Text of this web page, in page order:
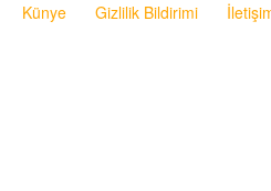
Künye Gizlilik Bildirimi